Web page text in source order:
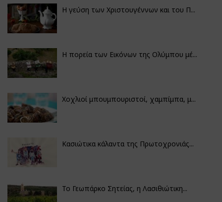
Η γεύση των Χριστουγέννων και του Π...
Η πορεία των Εικόνων της Ολύμπου μέ...
Χοχλιοί μπουμπουριστοί, χαμπίμπα, μ...
Κασιώτικα κάλαντα της Πρωτοχρονιάς...
Το Γεωπάρκο Σητείας, η Λασιθιώτικη...